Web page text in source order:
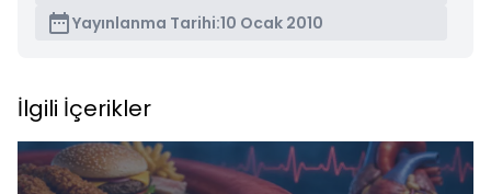
Yayınlanma Tarihi:10 Ocak 2010
İlgili İçerikler